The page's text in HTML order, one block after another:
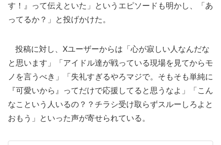
す！』って伝えといた」というエピソードも明かし、「あ
ってるか？」と投げかけた。
投稿に対し、Xユーザーからは「心が寂しい人なんだな
と思います」「アイドル達が戦っている現場を見てからモ
ノを言うべき」「失礼すぎるやろマジで。そもそも単純に
『可愛いから』ってだけで応援してると思うなよ」「こん
なこという人いるの？？チラシ受け取らずスルーしろよと
おもう」といった声が寄せられている。